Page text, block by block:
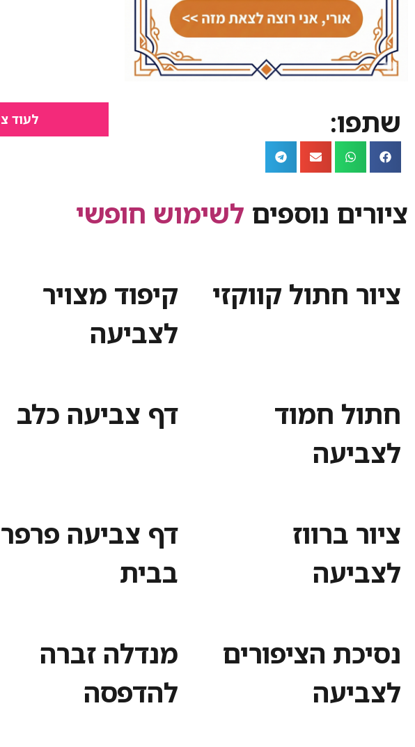
שתפו: לעוד
ציורים נוספים לשימוש חופשי
ציור חתול קווקזי
קיפוד מצויר
לצביעה
חתול חמוד
לצביעה
דף צביעה כלב
ציור ברווז
לצביעה
דף צביעה פרפר
בבית
נסיכת הציפורים
לצביעה
מנדלה זברה
להדפסה